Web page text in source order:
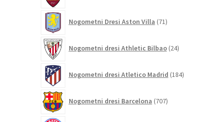
Nogometni Dresi Aston Villa 71izdelkov
Nogometni dresi Athletic Bilbao 24izdelkov
Nogometni dresi Atletico Madrid 184izdelkov
Nogometni dresi Barcelona 707izdelkov